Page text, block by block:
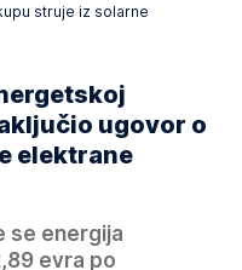
struje iz solarne
ugovor o
elektrane
se energija
evra po